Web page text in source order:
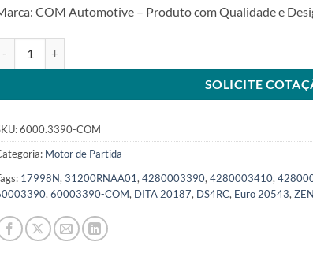
COM Automotive – Produto com Qualidade e
SOLICITE
6000.3390-COM
Motor de Partida
17998N, 31200RNAA01, 4280003390, 4280003410,
, 60003390-COM, DITA 20187, DS4RC, Euro 20543,